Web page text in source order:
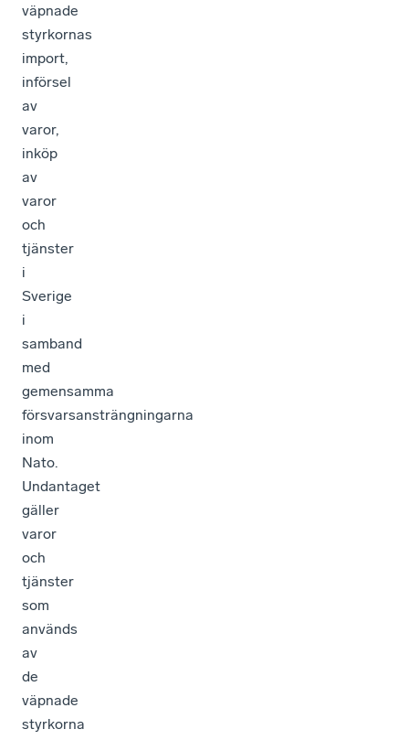
väpnade
styrkornas
import,
införsel
av
varor,
inköp
av
varor
och
tjänster
i
Sverige
i
samband
med
gemensamma
försvarsansträngningarna
inom
Nato.
Undantaget
gäller
varor
och
tjänster
som
används
av
de
väpnade
styrkorna